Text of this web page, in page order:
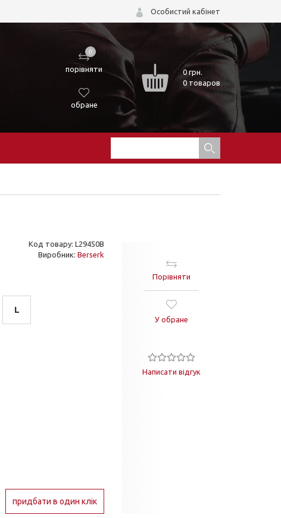
Особистий кабінет
0
порівняти
обране
0грн.
0 товаров
Код товару: L29450B
Виробник: Berserk
L
придбати в один клік
Порівняти
У обране
Написати відгук